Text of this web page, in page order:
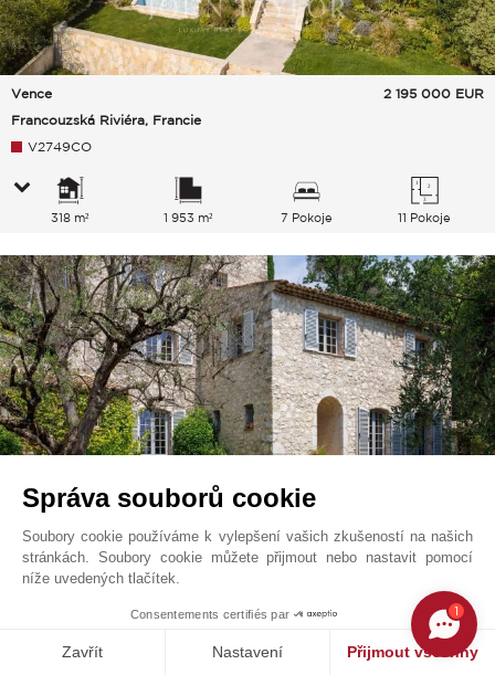
Vence
Francouzská Riviéra, Francie
2 195 000 EUR
V2749CO
318 m² 1 953 m² 7 Pokoje 11 Pokoje
La Colle Sur Loup
Francouzská Riviéra, Francie
1 750 000 EUR
Správa souborů cookie
Soubory cookie používáme k vylepšení vašich zkušeností na našich
stránkách. Soubory cookie můžete přijmout nebo nastavit pomocí
níže uvedených tlačítek.
Consentements certifiés par
Zavřít Nastavení Přijmout všechny
1